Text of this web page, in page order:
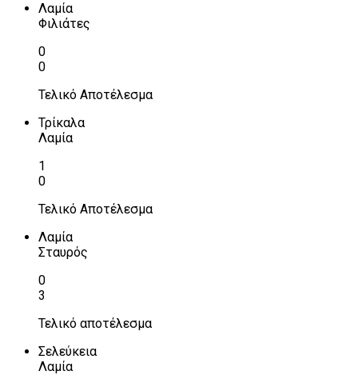
Λαμία
Φιλιάτες
0
0
Τελικό Αποτέλεσμα
Τρίκαλα
Λαμία
1
0
Τελικό Αποτέλεσμα
Λαμία
Σταυρός
0
3
Τελικό αποτέλεσμα
Σελεύκεια
Λαμία